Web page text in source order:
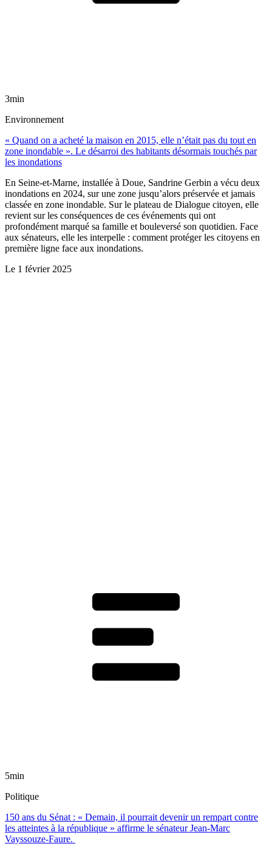
3min
Environnement
« Quand on a acheté la maison en 2015, elle n’était pas du tout en
zone inondable ». Le désarroi des habitants désormais touchés par
les inondations
En Seine-et-Marne, installée à Doue, Sandrine Gerbin a vécu deux
inondations en 2024, sur une zone jusqu’alors préservée et jamais
classée en zone inondable. Sur le plateau de Dialogue citoyen, elle
revient sur les conséquences de ces événements qui ont
profondément marqué sa famille et bouleversé son quotidien. Face
aux sénateurs, elle les interpelle : comment protéger les citoyens en
première ligne face aux inondations.
Le 1 février 2025
5min
Politique
150 ans du Sénat : « Demain, il pourrait devenir un rempart contre
les atteintes à la république » affirme le sénateur Jean-Marc
Vayssouze-Faure.